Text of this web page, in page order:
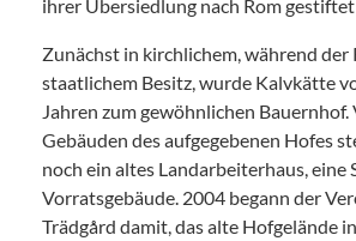
ihrer Übersiedlung nach Rom
Zunächst in kirchlichem, während der
staatlichem Besitz, wurde Kalvkätte
Jahren zum gewöhnlichen Bauernhof.
Gebäuden des aufgegebenen Hofes
noch ein altes Landarbeiterhaus, eine
Vorratsgebäude. 2004 begann der
Trädgård damit, das alte Hofgelände